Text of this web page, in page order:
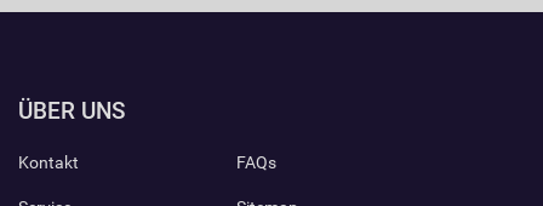
ÜBER UNS
Kontakt FAQs